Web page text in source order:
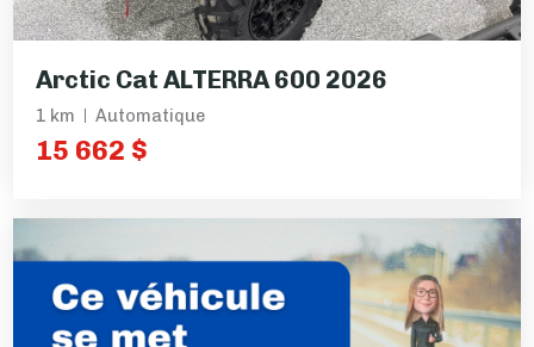
Arctic Cat ALTERRA 600 2026
1 km Automatique
15 662 $